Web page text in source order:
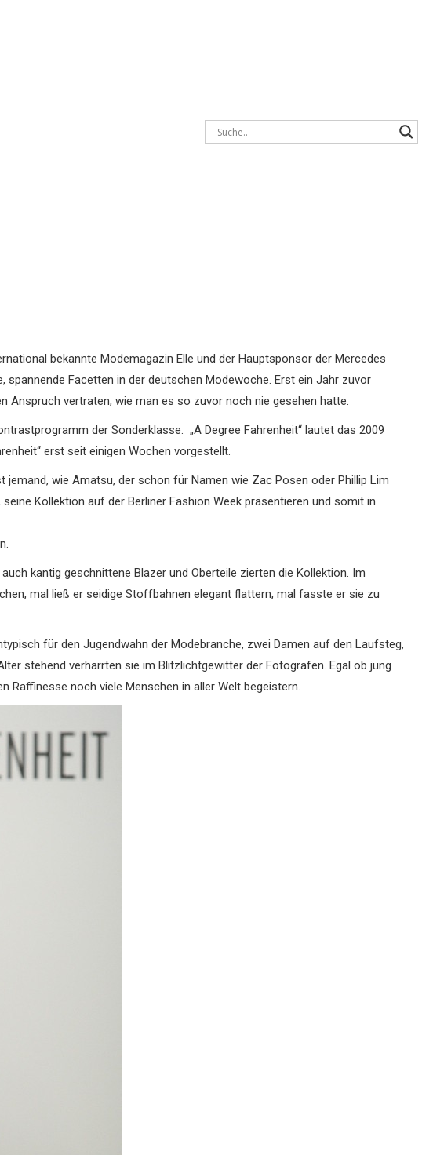
bekannte Modemagazin Elle und der Hauptsponsor der Mercedes
spannende Facetten in der deutschen Modewoche. Erst ein Jahr zuvor
Anspruch vertraten, wie man es so zuvor noch nie gesehen hatte.
der Sonderklasse. „A Degree Fahrenheit“ lautet das 2009
erst seit einigen Wochen vorgestellt.
jemand, wie Amatsu, der schon für Namen wie Zac Posen oder Phillip Lim
Kollektion auf der Berliner Fashion Week präsentieren und somit in
kantig geschnittene Blazer und Oberteile zierten die Kollektion. Im
mal ließ er seidige Stoffbahnen elegant flattern, mal fasste er sie zu
für den Jugendwahn der Modebranche, zwei Damen auf den Laufsteg,
stehend verharrten sie im Blitzlichtgewitter der Fotografen. Egal ob jung
noch viele Menschen in aller Welt begeistern.